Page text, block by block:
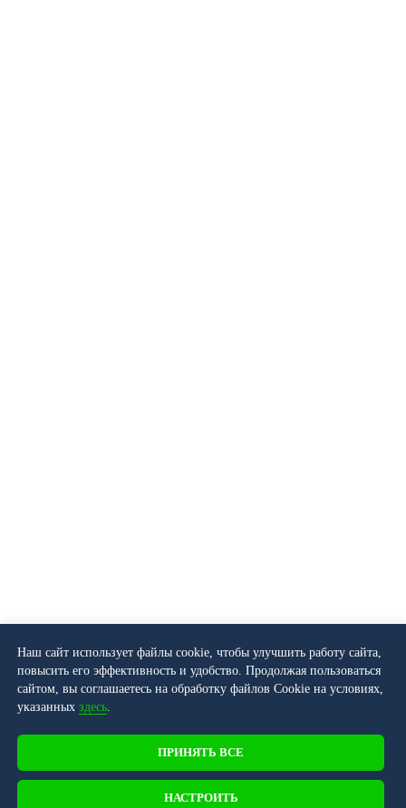
Наш сайт использует файлы cookie, чтобы улучшить работу сайта,
повысить его эффективность и удобство. Продолжая пользоваться
сайтом, вы соглашаетесь на обработку файлов Cookie на условиях,
указанных здесь.
ПРИНЯТЬ ВСЕ
НАСТРОИТЬ